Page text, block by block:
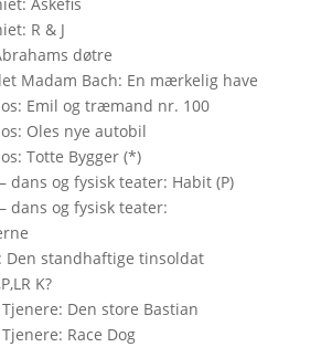
R & J
døtre
Madam Bach: En mærkelig have
Emil og træmand nr. 100
Oles nye autobil
Totte Bygger (*)
dans og fysisk teater: Habit (P)
dans og fysisk teater:
Den standhaftige tinsoldat
K?
Den store Bastian
Race Dog